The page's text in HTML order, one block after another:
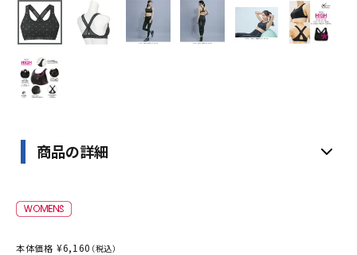
プライバシーポリシー
商品の詳細
本体価格 ¥6,160 （税込）